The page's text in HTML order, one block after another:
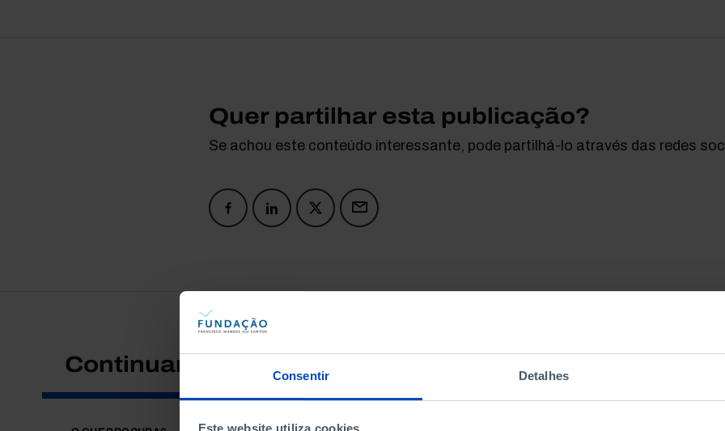
Consentir Detalhes
Quer partilhar esta publicação?
Se achou este conteúdo interessante, pode partilhá-lo através das redes
Continuar a pesquisar